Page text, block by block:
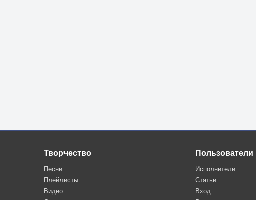
Творчество
Песни
Плейлисты
Видео
Пользователи
Исполнители
Статьи
Вход